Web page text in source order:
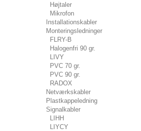
Højtaler
Mikrofon
Installationskabler
Monteringsledninger
FLRY-B
Halogenfri 90 gr.
LIVY
PVC 70 gr.
PVC 90 gr.
RADOX
Netværkskabler
Plastkappeledning
Signalkabler
LIHH
LIYCY